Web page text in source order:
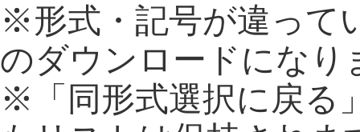
※形式・記号が違って
のダウンロードになり
※「同形式選択に戻る